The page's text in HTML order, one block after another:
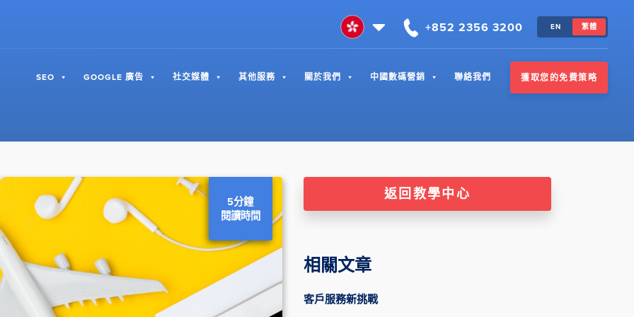
+852 2356 3200 EN 繁體
SEO GOOGLE 廣告 社交媒體 其他服務 關於我們 中國數碼營銷 聯絡我們 獲取您的免費策略
5分鐘
閱讀時間
返回教學中心
相關文章
客戶服務新挑戰